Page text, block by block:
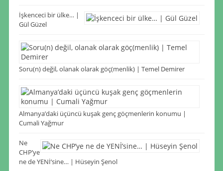
İşkenceci bir ülke… |
Gül Güzel
Soru(n) değil, olanak olarak göç(menlik) | Temel Demirer
Almanya’daki üçüncü kuşak genç göçmenlerin konumu |
Cumali Yağmur
Ne
CHP’ye
ne de YENİ’sine… | Hüseyin Şenol